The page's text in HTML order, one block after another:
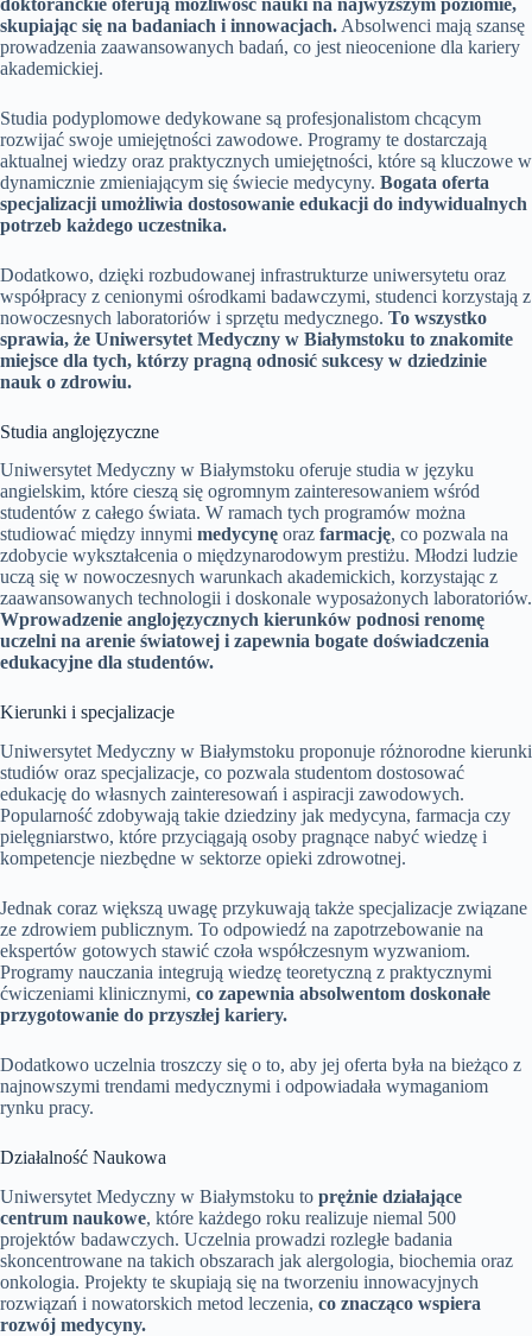
skupiając się na badaniach i innowacjach. Absolwenci mają szansę
prowadzenia zaawansowanych badań, co jest nieocenione dla kariery
akademickiej.
Studia podyplomowe dedykowane są profesjonalistom chcącym
rozwijać swoje umiejętności zawodowe. Programy te dostarczają
aktualnej wiedzy oraz praktycznych umiejętności, które są kluczowe w
dynamicznie zmieniającym się świecie medycyny. Bogata oferta
specjalizacji umożliwia dostosowanie edukacji do indywidualnych
potrzeb każdego uczestnika.
Dodatkowo, dzięki rozbudowanej infrastrukturze uniwersytetu oraz
współpracy z cenionymi ośrodkami badawczymi, studenci korzystają z
nowoczesnych laboratoriów i sprzętu medycznego. To wszystko
sprawia, że Uniwersytet Medyczny w Białymstoku to znakomite
miejsce dla tych, którzy pragną odnosić sukcesy w dziedzinie
nauk o zdrowiu.
Studia anglojęzyczne
Uniwersytet Medyczny w Białymstoku oferuje studia w języku
angielskim, które cieszą się ogromnym zainteresowaniem wśród
studentów z całego świata. W ramach tych programów można
studiować między innymi medycynę oraz farmację, co pozwala na
zdobycie wykształcenia o międzynarodowym prestiżu. Młodzi ludzie
uczą się w nowoczesnych warunkach akademickich, korzystając z
zaawansowanych technologii i doskonale wyposażonych laboratoriów.
Wprowadzenie anglojęzycznych kierunków podnosi renomę
uczelni na arenie światowej i zapewnia bogate doświadczenia
edukacyjne dla studentów.
Kierunki i specjalizacje
Uniwersytet Medyczny w Białymstoku proponuje różnorodne kierunki
studiów oraz specjalizacje, co pozwala studentom dostosować
edukację do własnych zainteresowań i aspiracji zawodowych.
Popularność zdobywają takie dziedziny jak medycyna, farmacja czy
pielęgniarstwo, które przyciągają osoby pragnące nabyć wiedzę i
kompetencje niezbędne w sektorze opieki zdrowotnej.
Jednak coraz większą uwagę przykuwają także specjalizacje związane
ze zdrowiem publicznym. To odpowiedź na zapotrzebowanie na
ekspertów gotowych stawić czoła współczesnym wyzwaniom.
Programy nauczania integrują wiedzę teoretyczną z praktycznymi
ćwiczeniami klinicznymi, co zapewnia absolwentom doskonałe
przygotowanie do przyszłej kariery.
Dodatkowo uczelnia troszczy się o to, aby jej oferta była na bieżąco z
najnowszymi trendami medycznymi i odpowiadała wymaganiom
rynku pracy.
Działalność Naukowa
Uniwersytet Medyczny w Białymstoku to prężnie działające
centrum naukowe, które każdego roku realizuje niemal 500
projektów badawczych. Uczelnia prowadzi rozległe badania
skoncentrowane na takich obszarach jak alergologia, biochemia oraz
onkologia. Projekty te skupiają się na tworzeniu innowacyjnych
rozwiązań i nowatorskich metod leczenia, co znacząco wspiera
rozwój medycyny.